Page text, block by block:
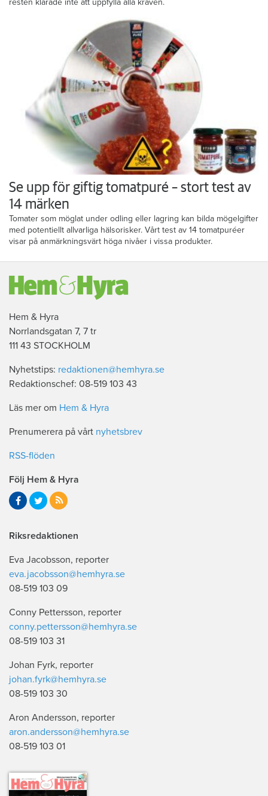
resten klarade inte att uppfylla alla kraven.
Se upp för giftig tomatpuré – stort test av
14 märken
Tomater som möglat under odling eller lagring kan bilda mögelgifter
med potentiellt allvarliga hälsorisker. Vårt test av 14 tomatpuréer
visar på anmärkningsvärt höga nivåer i vissa produkter.
Hem & Hyra
Norrlandsgatan 7, 7 tr
111 43 STOCKHOLM
Nyhetstips: redaktionen@hemhyra.se
Redaktionschef: 08-519 103 43
Läs mer om Hem & Hyra
Prenumerera på vårt nyhetsbrev
RSS-flöden
Följ Hem & Hyra
Riksredaktionen
Eva Jacobsson, reporter
eva.jacobsson@hemhyra.se
08-519 103 09
Conny Pettersson, reporter
conny.pettersson@hemhyra.se
08-519 103 31
Johan Fyrk, reporter
johan.fyrk@hemhyra.se
08-519 103 30
Aron Andersson, reporter
aron.andersson@hemhyra.se
08-519 103 01